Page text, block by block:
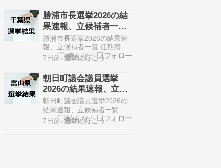
た。 定数1人に対して2人が
立候補しています。 8月2日
に投開票の予定です。 今回
の記事はこの下妻市長選挙
の立候補者、選挙結果速報
情報をまとめていきます。
勝浦市長選挙2026の結
果速報、立候補者一覧
（8月2日、千葉県）
勝浦市長選挙2026の結果速
報、立候補者一覧 任期満了
に伴う勝浦市長選挙が7月26
人に対して3人が立候補して
います。 8月2日に投開票の
予定です。 今回の記事はこ
の勝浦市長選挙の立候補
者、選挙結果速報情報をま
とめていきます。 選挙概要
7日前 選挙に行こう
朝日町議会議員選挙
2026の結果速報、立候
補者一覧（8月2日、富
山県）
朝日町議会議員選挙2026の
結果速報、立候補者一覧 任
期満了に伴う朝日町議会議
7日前 選挙に行こう